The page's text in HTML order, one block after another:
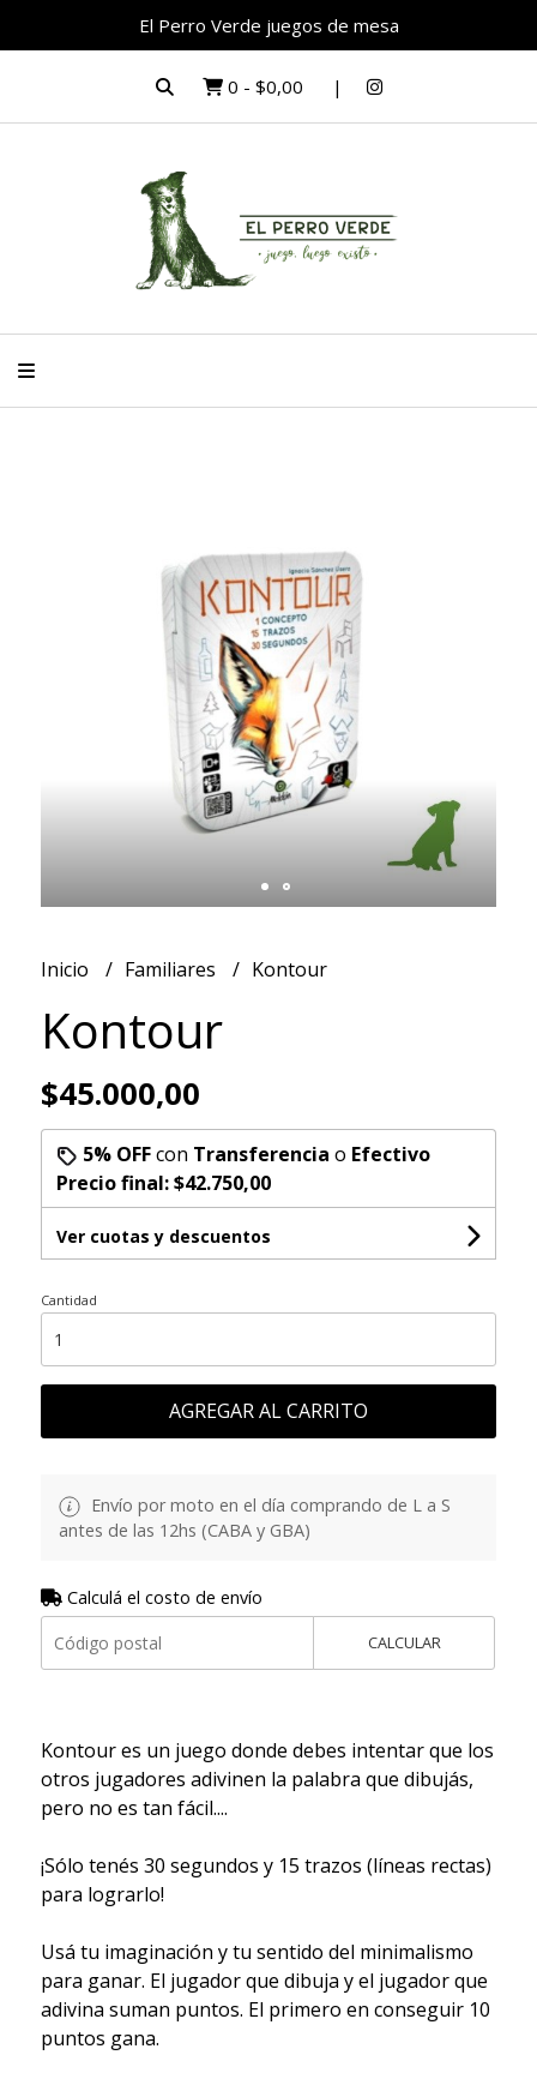
El Perro Verde juegos de mesa
0 - $0,00
Inicio Familiares Kontour
Kontour
$45.000,00
5% OFFcon Transferencia o Efectivo
Precio final:$42.750,00
Ver cuotas y descuentos
Cantidad
AGREGAR AL CARRITO
Envío por moto en el día comprando de L a S
antes de las 12hs (CABA y GBA)
Calculá el costo de envío
CALCULAR
Kontour es un juego donde debes intentar que los
otros jugadores adivinen la palabra que dibujás,
pero no es tan fácil....
¡Sólo tenés 30 segundos y 15 trazos (líneas rectas)
para lograrlo!
Usá tu imaginación y tu sentido del minimalismo
para ganar. El jugador que dibuja y el jugador que
adivina suman puntos. El primero en conseguir 10
puntos gana.